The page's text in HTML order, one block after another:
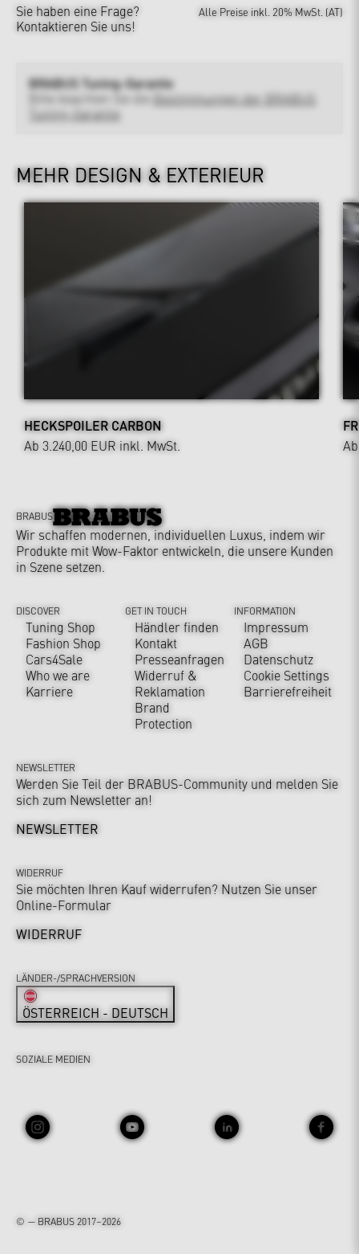
Sie haben eine Frage?
Kontaktieren Sie uns!
Alle Preise inkl. 20% MwSt. (AT)
BRABUS Tuning-Garantie
Bitte beachten Sie die
Bestimmungen der BRABUS
Tuning-Garantie
MEHR DESIGN & EXTERIEUR
HECKSPOILER CARBON
Ab 3.240,00 EUR inkl. MwSt.
BRABUS
Wir schaffen modernen, individuellen Luxus, indem wir
Produkte mit Wow-Faktor entwickeln, die unsere Kunden
in Szene setzen.
DISCOVER
Tuning Shop
Fashion Shop
Cars4Sale
Who we are
Karriere
GET IN TOUCH
Händler finden
Kontakt
Presseanfragen
Widerruf &
Reklamation
Brand
Protection
INFORMATION
Impressum
AGB
Datenschutz
Cookie Settings
Barrierefreiheit
NEWSLETTER
Werden Sie Teil der BRABUS-Community und melden Sie
sich zum Newsletter an!
NEWSLETTER
WIDERRUF
Sie möchten Ihren Kauf widerrufen? Nutzen Sie unser
Online-Formular
WIDERRUF
© — BRABUS 2017–2026
SOZIALE MEDIEN
LÄNDER-/SPRACHVERSION
ÖSTERREICH - DEUTSCH